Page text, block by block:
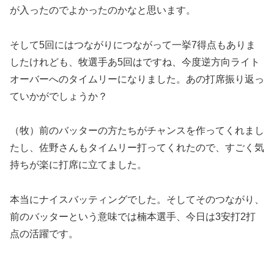
が入ったのでよかったのかなと思います。
そして5回にはつながりにつながって一挙7得点もありま
したけれども、牧選手あ5回はですね、今度逆方向ライト
オーバーへのタイムリーになりました。あの打席振り返っ
ていかがでしょうか？
（牧）前のバッターの方たちがチャンスを作ってくれまし
たし、佐野さんもタイムリー打ってくれたので、すごく気
持ちが楽に打席に立てました。
本当にナイスバッティングでした。そしてそのつながり、
前のバッターという意味では楠本選手、今日は3安打2打
点の活躍です。